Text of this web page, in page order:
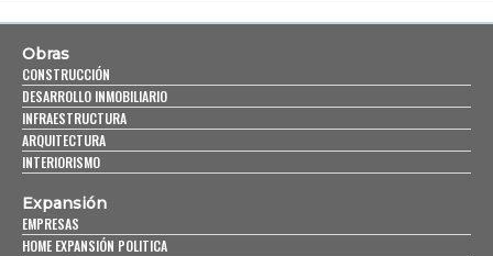
Obras
CONSTRUCCIÓN
DESARROLLO INMOBILIARIO
INFRAESTRUCTURA
ARQUITECTURA
INTERIORISMO
Expansión
EMPRESAS
HOME EXPANSIÓN POLITICA